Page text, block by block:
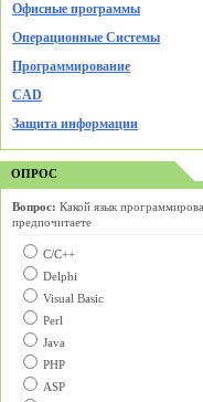
Офисные программы
Операционные Системы
Программирование
CAD
Защита информации
ОПРОС
Вопрос: Какой язык
предпочитаете
С/C++
Delphi
Visual Basic
Perl
Java
PHP
ASP